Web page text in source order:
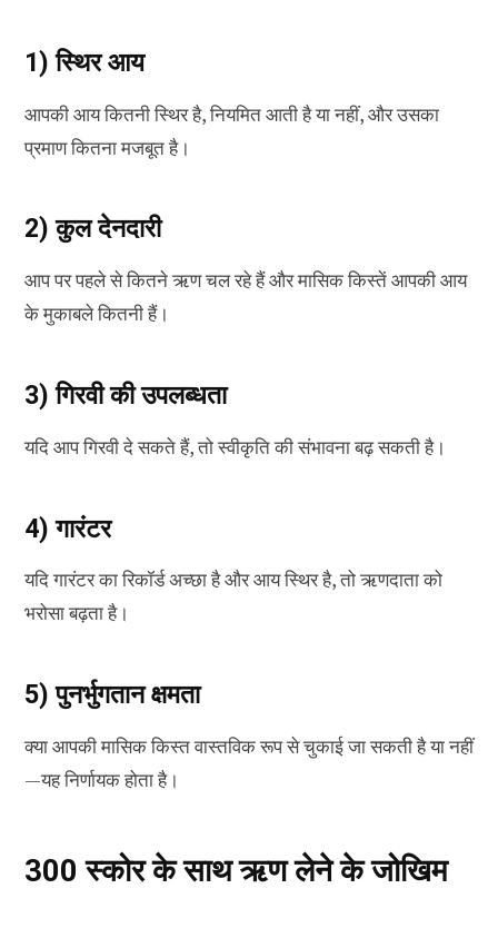
1) स्थिर आय
आपकी आय कितनी स्थिर है, नियमित आती है या नहीं, और उसका
प्रमाण कितना मजबूत है।
2) कुल देनदारी
आप पर पहले से कितने ऋण चल रहे हैं और मासिक किस्तें आपकी आय
के मुकाबले कितनी हैं।
3) गिरवी की उपलब्धता
यदि आप गिरवी दे सकते हैं, तो स्वीकृति की संभावना बढ़ सकती है।
4) गारंटर
यदि गारंटर का रिकॉर्ड अच्छा है और आय स्थिर है, तो ऋणदाता को
भरोसा बढ़ता है।
5) पुनर्भुगतान क्षमता
क्या आपकी मासिक किस्त वास्तविक रूप से चुकाई जा सकती है या नहीं
—यह निर्णायक होता है।
300 स्कोर के साथ ऋण लेने के जोखिम